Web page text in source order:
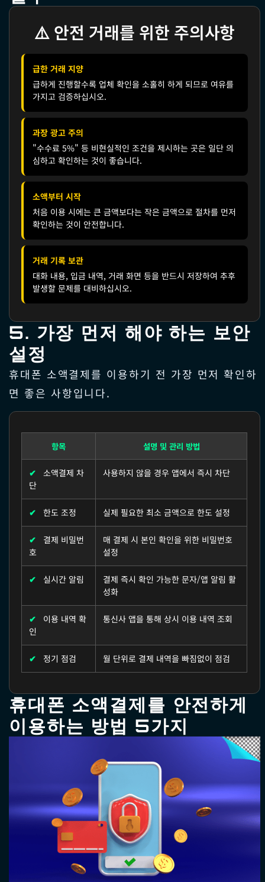
⚠️ 안전 거래를 위한 주의사항
급한 거래 지양
급하게 진행할수록 업체 확인을 소홀히 하게 되므로 여유를
가지고 검증하십시오.
과장 광고 주의
"수수료 5%" 등 비현실적인 조건을 제시하는 곳은 일단 의
심하고 확인하는 것이 좋습니다.
소액부터 시작
처음 이용 시에는 큰 금액보다는 작은 금액으로 절차를 먼저
확인하는 것이 안전합니다.
거래 기록 보관
대화 내용, 입금 내역, 거래 화면 등을 반드시 저장하여 추후
발생할 문제를 대비하십시오.
5. 가장 먼저 해야 하는 보안
설정
휴대폰 소액결제를 이용하기 전 가장 먼저 확인하
면 좋은 사항입니다.
항목 설명 및 관리 방법
✔
소액결제 차
단
사용하지 않을 경우 앱에서 즉시 차단
✔ 한도 조정 실제 필요한 최소 금액으로 한도 설정
✔
결제 비밀번
호
매 결제 시 본인 확인을 위한 비밀번호
설정
✔ 실시간 알림
결제 즉시 확인 가능한 문자/앱 알림 활
성화
✔
이용 내역 확
인
통신사 앱을 통해 상시 이용 내역 조회
✔ 정기 점검 월 단위로 결제 내역을 빠짐없이 점검
휴대폰 소액결제를 안전하게
이용하는 방법 5가지